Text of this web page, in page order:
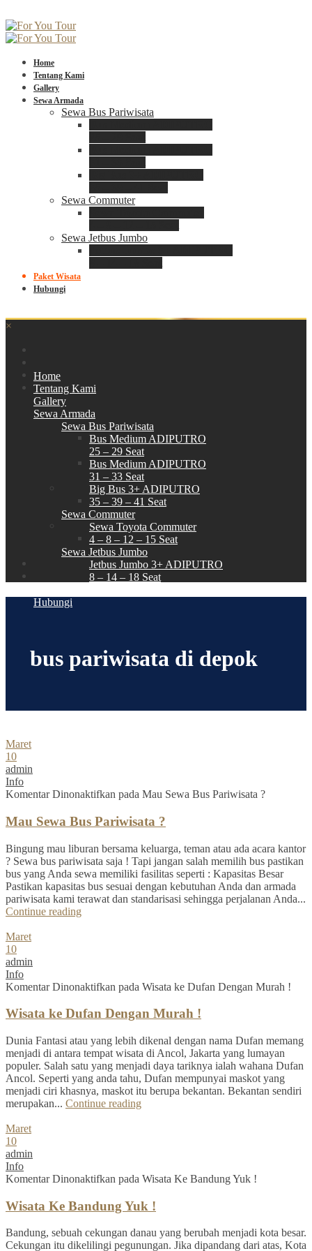
Home
Tentang Kami
Gallery
Sewa Armada
Sewa Bus Pariwisata
Sewa Commuter
Sewa Jetbus Jumbo
Paket Wisata
Hubungi
×
Home
Tentang Kami
Gallery
Sewa Armada
Sewa Bus Pariwisata
Bus Medium ADIPUTRO
25 – 29 Seat
Bus Medium ADIPUTRO
31 – 33 Seat
Big Bus 3+ ADIPUTRO
35 – 39 – 41 Seat
Sewa Commuter
Sewa Toyota Commuter
4 – 8 – 12 – 15 Seat
Sewa Jetbus Jumbo
Jetbus Jumbo 3+ ADIPUTRO
8 – 14 – 18 Seat
Hubungi
bus pariwisata di depok
Maret
10
admin
Info
Komentar Dinonaktifkan pada Mau Sewa Bus Pariwisata ?
Mau Sewa Bus Pariwisata ?
Bingung mau liburan bersama keluarga, teman atau ada acara kantor
? Sewa bus pariwisata saja ! Tapi jangan salah memilih bus pastikan
bus yang Anda sewa memiliki fasilitas seperti : Kapasitas Besar
Pastikan kapasitas bus sesuai dengan kebutuhan Anda dan armada
pariwisata kami terawat dan standarisasi sehingga perjalanan Anda...
Continue reading
Maret
10
admin
Info
Komentar Dinonaktifkan pada Wisata ke Dufan Dengan Murah !
Wisata ke Dufan Dengan Murah !
Dunia Fantasi atau yang lebih dikenal dengan nama Dufan memang
menjadi di antara tempat wisata di Ancol, Jakarta yang lumayan
populer. Salah satu yang menjadi daya tariknya ialah wahana Dufan
Ancol. Seperti yang anda tahu, Dufan mempunyai maskot yang
menjadi ciri khasnya, maskot itu berupa bekantan. Bekantan sendiri
merupakan... Continue reading
Maret
10
admin
Info
Komentar Dinonaktifkan pada Wisata Ke Bandung Yuk !
Wisata Ke Bandung Yuk !
Bandung, sebuah cekungan danau yang berubah menjadi kota besar.
Cekungan itu dikelilingi pegunungan. Jika dipandang dari atas, Kota